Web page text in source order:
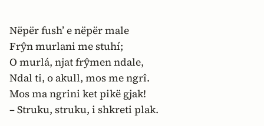
Nëpër fush’ e nëpër male
Frŷn murlani me stuhí;
O murlá, njat frŷmen ndale,
Ndal ti, o akull, mos me ngrî.
Mos ma ngrini ket pikë gjak!
– Struku, struku, i shkreti plak.